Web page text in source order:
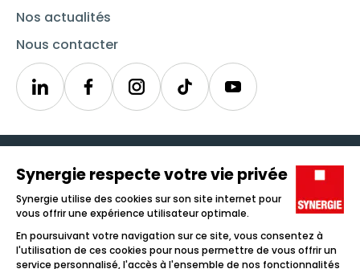
Nos actualités
Nous contacter
LinkedinSynergieInstagramTikTok Youtube
Icône d'illustration
Candidats
Entreprises
Icône d'illustration
Nos agences
Icône d'illustration